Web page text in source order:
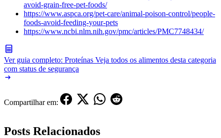
avoid-grain-free-pet-foods/
https://www.aspca.org/pet-care/animal-poison-control/people-
foods-avoid-feeding-your-pets
https://www.ncbi.nlm.nih.gov/pmc/articles/PMC7748434/
Ver guia completo: Proteínas Veja todos os alimentos desta categoria
com status de segurança
Compartilhar em:
Posts Relacionados